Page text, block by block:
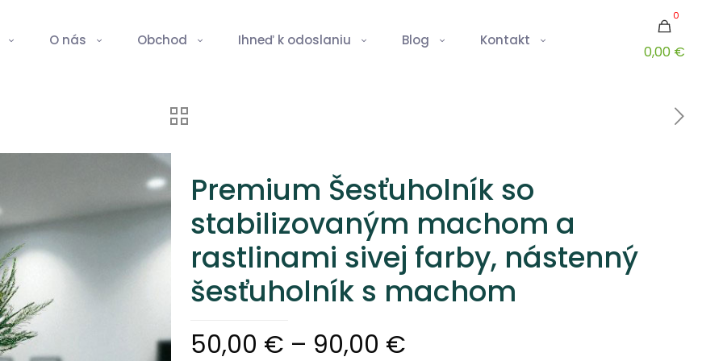
O nás Obchod Ihneď k odoslaniu Blog Kontakt
0
0,00 €
Premium Šesťuholník so
stabilizovaným machom a
rastlinami sivej farby, nástenný
šesťuholník s machom
50,00 € – 90,00 €